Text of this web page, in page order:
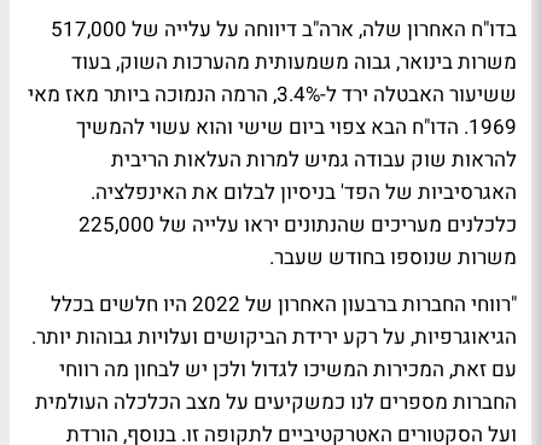
בדו"ח האחרון שלה, ארה"ב דיווחה על עלייה של 517,000
משרות בינואר, גבוה משמעותית מהערכות השוק, בעוד
ששיעור האבטלה ירד ל-3.4%, הרמה הנמוכה ביותר מאז מאי
1969. הדו"ח הבא צפוי ביום שישי והוא עשוי להמשיך
להראות שוק עבודה גמיש למרות העלאות הריבית
האגרסיביות של הפד' בניסיון לבלום את האינפלציה.
כלכלנים מעריכים שהנתונים יראו עלייה של 225,000
משרות שנוספו בחודש שעבר.
"רווחי החברות ברבעון האחרון של 2022 היו חלשים בכלל
הגיאוגרפיות, על רקע ירידת הביקושים ועלויות גבוהות יותר.
עם זאת, המכירות המשיכו לגדול ולכן יש לבחון מה רווחי
החברות מספרים לנו כמשקיעים על מצב הכלכלה העולמית
ועל הסקטורים האטרקטיביים לתקופה זו. בנוסף, הורדת